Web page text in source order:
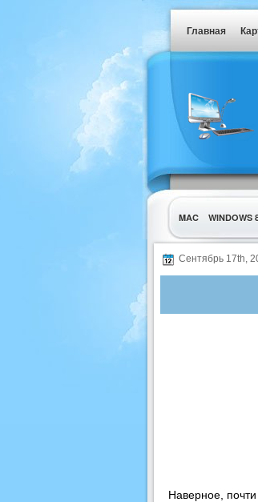
Главная
MAC WINDOWS
УТИЛИТЫ
Сентябрь 17th,
Наверное,